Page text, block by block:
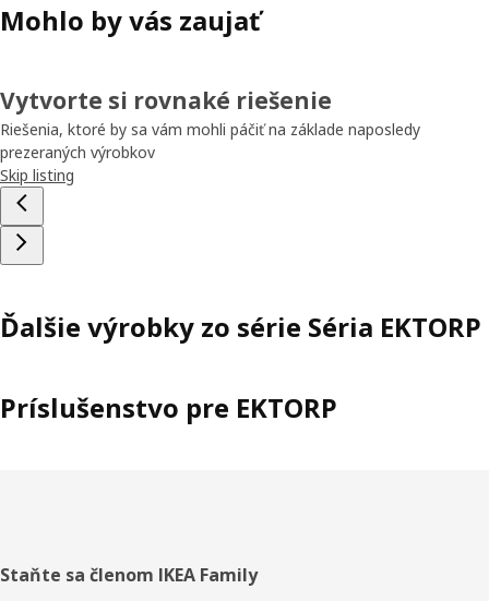
Mohlo by vás zaujať
Vytvorte si rovnaké riešenie
Riešenia, ktoré by sa vám mohli páčiť na základe naposledy
prezeraných výrobkov
Skip listing
Ďalšie výrobky zo série Séria EKTORP
Príslušenstvo pre EKTORP
Päta
Staňte sa členom IKEA Family